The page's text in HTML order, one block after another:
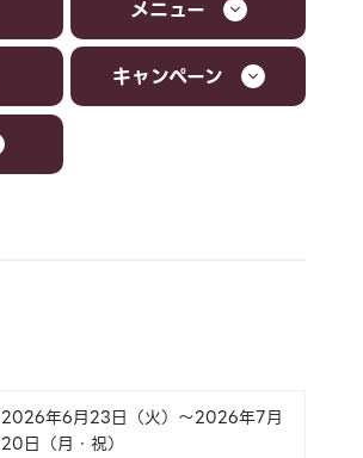
メニュー
キャンペーン
2026年6月23日（火）～2026年7月
20日（月・祝）